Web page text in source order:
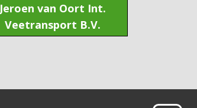
Jeroen van Oort Int.
Veetransport B.V.